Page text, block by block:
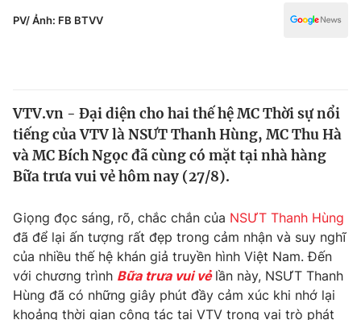
Xã hội
Thế giới
Tin tức
Thế giới đó đây
Câu chuyện quốc tế
Tài chính
Thị trường
Góc doanh nghiệp
Dữ liệu và đời sống
Truyền hình
Y tế
PV/ Ảnh: FB BTVV
VTV.vn - Đại diện cho hai thế hệ MC Thời sự nổi
tiếng của VTV là NSƯT Thanh Hùng, MC Thu Hà
và MC Bích Ngọc đã cùng có mặt tại nhà hàng
Bữa trưa vui vẻ hôm nay (27/8).
Giọng đọc sáng, rõ, chắc chắn của NSƯT Thanh Hùng
đã để lại ấn tượng rất đẹp trong cảm nhận và suy nghĩ
của nhiều thế hệ khán giả truyền hình Việt Nam. Đến
với chương trình Bữa trưa vui vẻ lần này, NSƯT Thanh
Hùng đã có những giây phút đầy cảm xúc khi nhớ lại
khoảng thời gian công tác tại VTV trong vai trò phát